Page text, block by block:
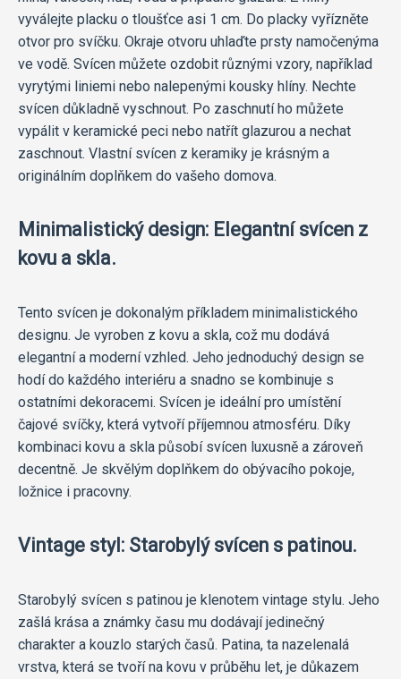
vyválejte placku o tloušťce asi 1 cm. Do placky vyřízněte
otvor pro svíčku. Okraje otvoru uhlaďte prsty namočenýma
ve vodě. Svícen můžete ozdobit různými vzory, například
vyrytými liniemi nebo nalepenými kousky hlíny. Nechte
svícen důkladně vyschnout. Po zaschnutí ho můžete
vypálit v keramické peci nebo natřít glazurou a nechat
zaschnout. Vlastní svícen z keramiky je krásným a
originálním doplňkem do vašeho domova.
Minimalistický design: Elegantní svícen z
kovu a skla.
Tento svícen je dokonalým příkladem minimalistického
designu. Je vyroben z kovu a skla, což mu dodává
elegantní a moderní vzhled. Jeho jednoduchý design se
hodí do každého interiéru a snadno se kombinuje s
ostatními dekoracemi. Svícen je ideální pro umístění
čajové svíčky, která vytvoří příjemnou atmosféru. Díky
kombinaci kovu a skla působí svícen luxusně a zároveň
decentně. Je skvělým doplňkem do obývacího pokoje,
ložnice i pracovny.
Vintage styl: Starobylý svícen s patinou.
Starobylý svícen s patinou je klenotem vintage stylu. Jeho
zašlá krása a známky času mu dodávají jedinečný
charakter a kouzlo starých časů. Patina, ta nazelenalá
vrstva, která se tvoří na kovu v průběhu let, je důkazem